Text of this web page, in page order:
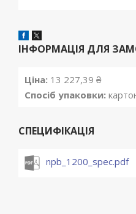
ІНФОРМАЦІЯ ДЛЯ
Ціна: 13 227,39 ₴
Спосіб упаковки:
СПЕЦИФІКАЦІЯ
npb_1200_spec.pdf